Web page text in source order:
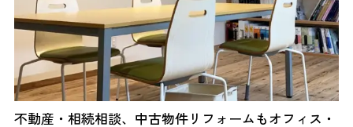
不動産・相続相談、中古物件リフォームもオフィス・